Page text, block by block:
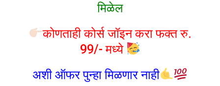
मिळेल
कोणताही कोर्स जॉइन करा फक्त रु.
99/- मध्ये
अशी ऑफर पुन्हा मिळणार नाही